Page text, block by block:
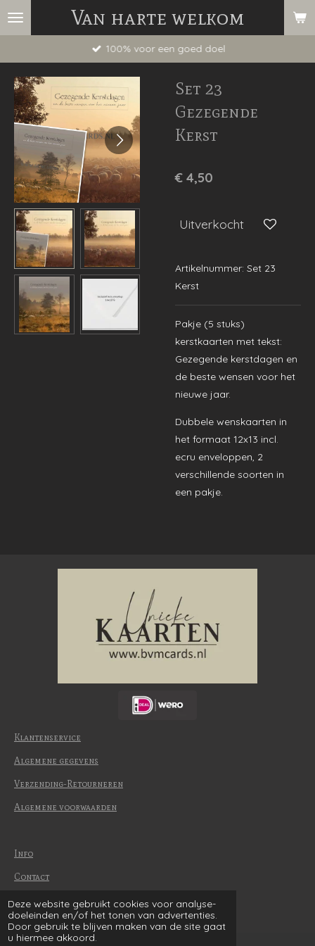
Deze website gebruikt cookies voor analyse-
doeleinden en/of het tonen van advertenties.
Door gebruik te blijven maken van de site gaat
u hiermee akkoord.
Ga
hoofdinhoud
Van harte welkom
100% voor een goed doel
Set 23
Gezegende
Kerst
€ 4,50
Uitverkocht
Artikelnummer: Set 23
Kerst
Pakje (5 stuks)
kerstkaarten met tekst:
Gezegende kerstdagen en
de beste wensen voor het
nieuwe jaar.
Dubbele wenskaarten in
het formaat 12x13 incl.
ecru enveloppen, 2
verschillende soorten in
een pakje.
Klantenservice
Algemene gegevens
Verzending-Retourneren
Algemene voorwaarden
Info
Contact
Betaalmethode
© 2022-2026 | BvM Cards